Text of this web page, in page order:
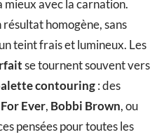
mieux avec la carnation.
résultat homogène, sans
teint frais et lumineux. Les
se tournent souvent vers
contouring: des
Ever, Bobbi Brown, ou
pensées pour toutes les